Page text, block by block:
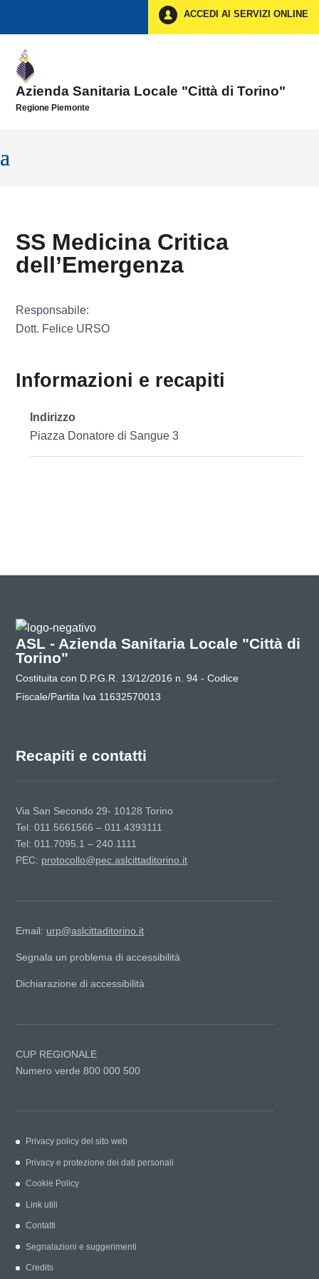
ACCEDI AI SERVIZI ONLINE
Azienda Sanitaria Locale "Città di Torino"
Regione Piemonte
SS Medicina Critica
dell’Emergenza
Responsabile:
Dott. Felice URSO
Informazioni e recapiti
Indirizzo
Piazza Donatore di Sangue 3
ASL - Azienda Sanitaria Locale "Città di
Torino"
Costituita con D.P.G.R. 13/12/2016 n. 94 - Codice
Fiscale/Partita Iva 11632570013
Recapiti e contatti
Via San Secondo 29- 10128 Torino
Tel: 011.5661566 – 011.4393111
Tel: 011.7095.1 – 240.1111
PEC: protocollo@pec.aslcittaditorino.it
Email: urp@aslcittaditorino.it
Segnala un problema di accessibilità
Dichiarazione di accessibilità
CUP REGIONALE
Numero verde 800 000 500
Privacy policy del sito web
Privacy e protezione dei dati personali
Cookie Policy
Link utili
Contatti
Segnalazioni e suggerimenti
Credits